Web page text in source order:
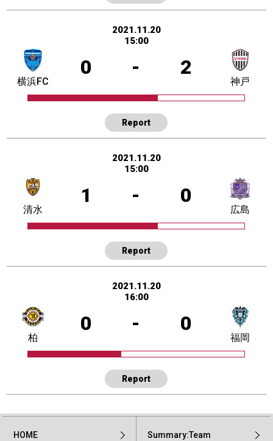
2021.11.20
15:00
0 - 2
横浜FC 神戸
Report
2021.11.20
15:00
1 - 0
清水 広島
Report
2021.11.20
16:00
0 - 0
柏 福岡
Report
HOME Summary:Team